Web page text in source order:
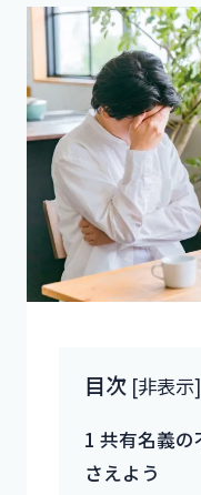
目次 [非表示]
1 共有名義の
さえよう